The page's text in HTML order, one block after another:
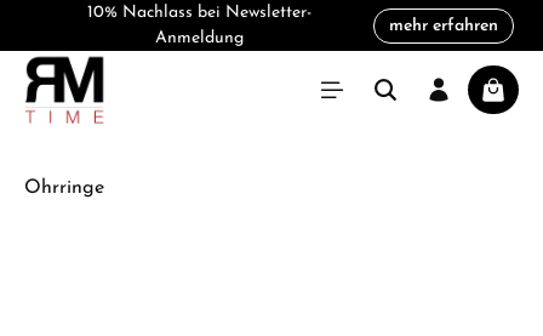
10% Nachlass bei Newsletter-
Anmeldung
mehr erfahren
Ohrringe